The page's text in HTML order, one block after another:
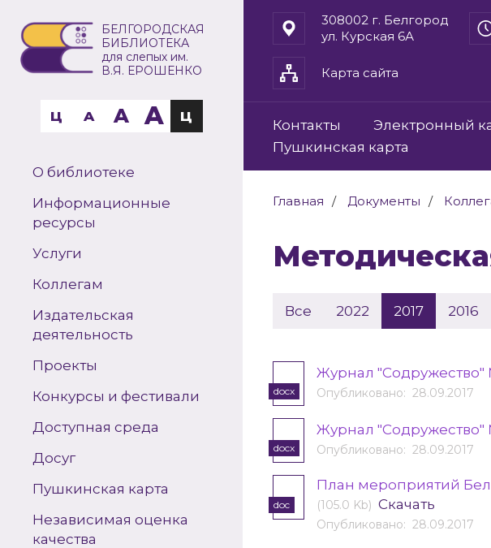
БЕЛГОРОДСКАЯ
БИБЛИОТЕКА
для слепых им.
В.Я. ЕРОШЕНКО
Ц A A A Ц
О библиотеке
Информационные
ресурсы
Услуги
Коллегам
Издательская
деятельность
Проекты
Конкурсы и фестивали
Доступная среда
Досуг
Пушкинская карта
Независимая оценка
качества
308002 г. Белгород
ул. Курская 6А
Карта сайта
Контакты Электронный
Пушкинская карта
Главная Документы
Все 2022 2017 2016
docx
Журнал "Содружество"
Опубликовано: 28.09.2017
docx
Журнал "Содружество"
Опубликовано: 28.09.2017
doc
План мероприятий
(105.0 Kb) Скачать
Опубликовано: 28.09.2017